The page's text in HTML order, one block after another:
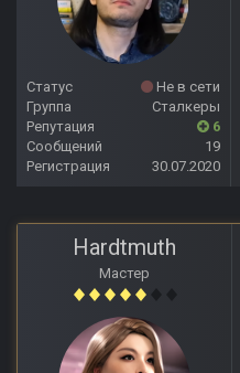
Статус
Не в сети
Группа
Сталкеры
Репутация
6
Сообщений
19
Регистрация
30.07.2020
Hardtmuth
Мастер